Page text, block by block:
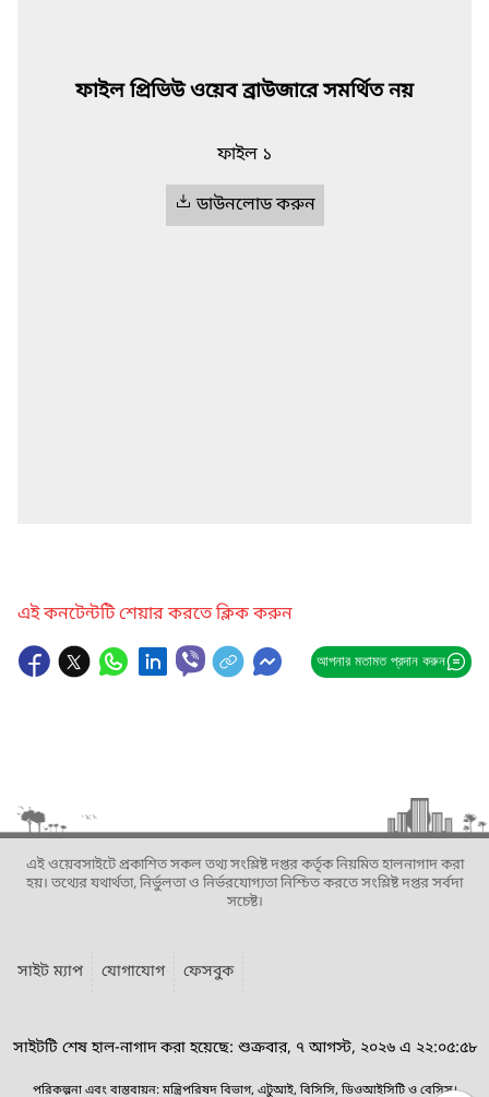
ফাইল প্রিভিউ ওয়েব ব্রাউজারে সমর্থিত নয়
ফাইল ১
ডাউনলোড করুন
এই কনটেন্টটি শেয়ার করতে ক্লিক করুন
আপনার মতামত প্রদান করুন
এই ওয়েবসাইটে প্রকাশিত সকল তথ্য সংশ্লিষ্ট দপ্তর কর্তৃক নিয়মিত হালনাগাদ করা
হয়। তথ্যের যথার্থতা, নির্ভুলতা ও নির্ভরযোগ্যতা নিশ্চিত করতে সংশ্লিষ্ট দপ্তর সর্বদা
সচেষ্ট।
সাইট ম্যাপ যোগাযোগ ফেসবুক
সাইটটি শেষ হাল-নাগাদ করা হয়েছে: শুক্রবার, ৭ আগস্ট, ২০২৬ এ ২২:০৫:৫৮
পরিকল্পনা এবং বাস্তবায়ন: মন্ত্রিপরিষদ বিভাগ, এটুআই, বিসিসি, ডিওআইসিটি ও বেসিস।